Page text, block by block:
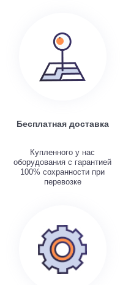
Бесплатная доставка
Купленного у нас
оборудования с гарантией
100% сохранности при
перевозке